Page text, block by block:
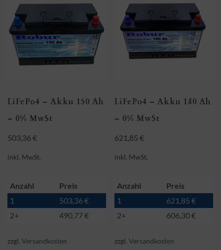
LiFePo4 – Akku 150 Ah
– 0% MwSt
503,36€
inkl. MwSt.
Anzahl
Preis
1
503,36€
2+
490,77€
zzgl. Versandkosten
LiFePo4 – Akku 180 Ah
– 0% MwSt
621,85€
inkl. MwSt.
Anzahl
Preis
1
621,85€
2+
606,30€
zzgl.Versandkosten